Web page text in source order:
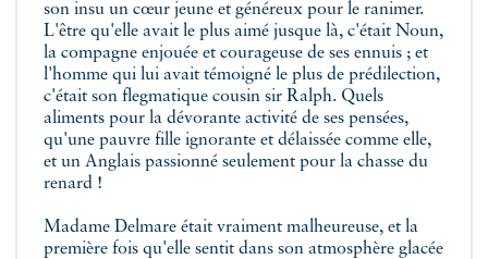
son insu un cœur jeune et généreux pour le ranimer.
L'être qu'elle avait le plus aimé jusque là, c'était Noun,
la compagne enjouée et courageuse de ses ennuis ; et
l'homme qui lui avait témoigné le plus de prédilection,
c'était son flegmatique cousin sir Ralph. Quels
aliments pour la dévorante activité de ses pensées,
qu'une pauvre fille ignorante et délaissée comme elle,
et un Anglais passionné seulement pour la chasse du
renard !
Madame Delmare était vraiment malheureuse, et la
première fois qu'elle sentit dans son atmosphère glacée